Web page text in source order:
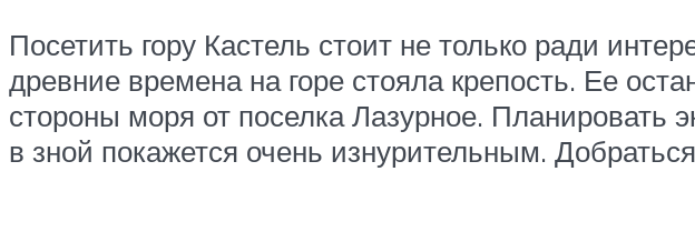
Посетить гору Кастель стоит не только ради
древние времена на горе стояла крепость. Ее
стороны моря от поселка Лазурное. Планировать
в зной покажется очень изнурительным.